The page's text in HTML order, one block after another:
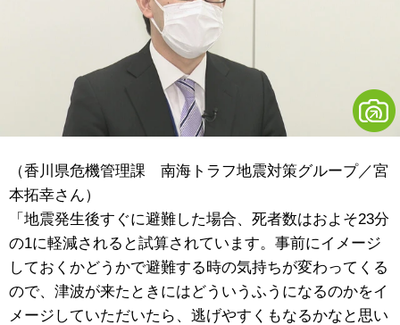
（香川県危機管理課 南海トラフ地震対策グループ／宮
本拓幸さん）
「地震発生後すぐに避難した場合、死者数はおよそ23分
の1に軽減されると試算されています。事前にイメージ
しておくかどうかで避難する時の気持ちが変わってくる
ので、津波が来たときにはどういうふうになるのかをイ
メージしていただいたら、逃げやすくもなるかなと思い